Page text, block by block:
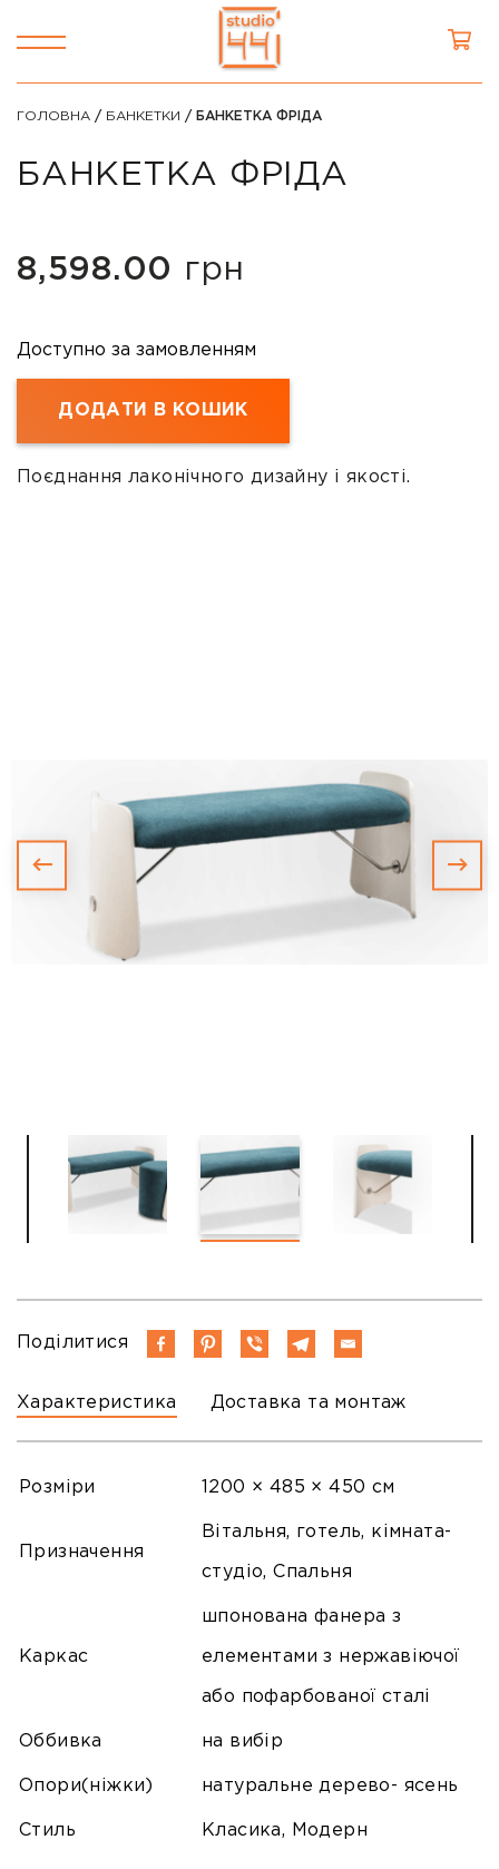
ГОЛОВНА / БАНКЕТКИ / БАНКЕТКА ФРІДА
БАНКЕТКА ФРІДА
8,598.00 грн
Поєднання лаконічного дизайну і якості.
Доступно за замовленням
ДОДАТИ В КОШИК
Характеристика Доставка та монтаж
Поділитися
Розміри 1200 × 485 × 450 см
Призначення
Вітальня, готель, кімната-
студіо, Спальня
Каркас
шпонована фанера з
елементами з нержавіючої
або пофарбованої сталі
Оббивка на вибір
Опори(ніжки) натуральне дерево- ясень
Стиль Класика, Модерн